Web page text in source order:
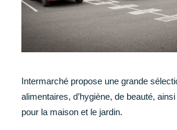
Intermarché propose une grande
alimentaires, d’hygiène, de beauté,
pour la maison et le jardin.